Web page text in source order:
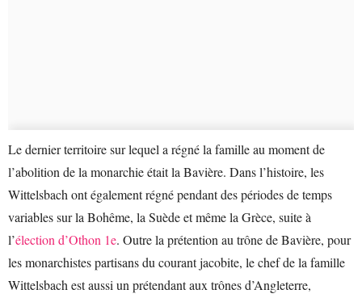
Le dernier territoire sur lequel a régné la famille au moment de
l’abolition de la monarchie était la Bavière. Dans l’histoire, les
Wittelsbach ont également régné pendant des périodes de temps
variables sur la Bohême, la Suède et même la Grèce, suite à
l’élection d’Othon 1e. Outre la prétention au trône de Bavière, pour
les monarchistes partisans du courant jacobite, le chef de la famille
Wittelsbach est aussi un prétendant aux trônes d’Angleterre,